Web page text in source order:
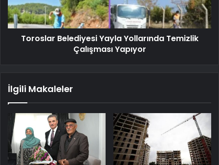
Toroslar Belediyesi Yayla Yollarında Temizlik
Çalışması Yapıyor
İlgili Makaleler